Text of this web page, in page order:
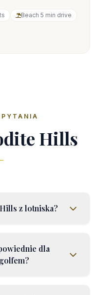
Beach 5 min drive
Hills
z lotniska?
dla